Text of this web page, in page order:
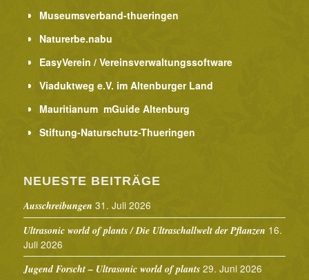
Museumsverband-thueringen
Naturerbe.nabu
EasyVerein / Vereinsverwaltungssoftware
Viaduktweg e.V. im Altenburger Land
Mauritianum mGuide Altenburg
Stiftung-Naturschutz-Thueringen
NEUESTE BEITRÄGE
Ausschreibungen 31. Juli 2026
Ultrasonic world of plants / Die Ultraschallwelt der Pflanzen 16.
Juli 2026
Jugend Forscht – Ultrasonic world of plants 29. Juni 2026